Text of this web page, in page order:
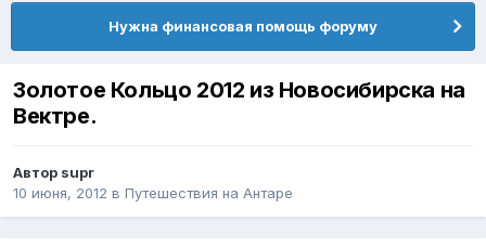
Нужна финансовая помощь форуму
Золотое Кольцо 2012 из Новосибирска на
Вектре.
Автор supr
10 июня, 2012 в Путешествия на Антаре